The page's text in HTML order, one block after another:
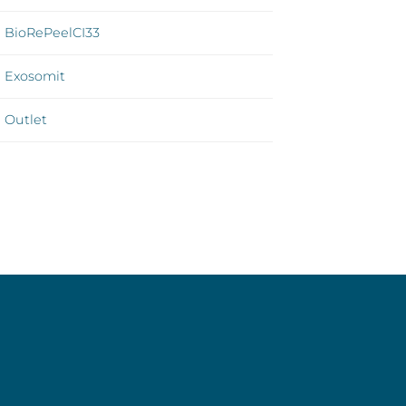
BioRePeelCI33
Exosomit
Outlet